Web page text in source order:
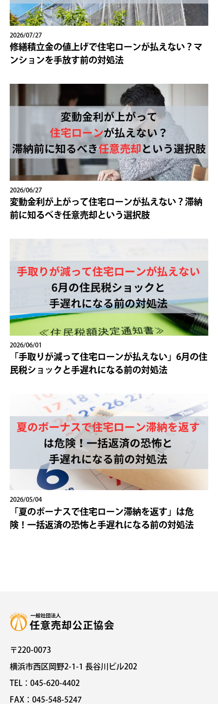
2026/07/27
修繕積立金の値上げで住宅ローンが払えない？マ
ンションを手放す前の対処法
2026/06/27
変動金利が上がって住宅ローンが払えない？滞納
前に知るべき任意売却という選択肢
2026/06/01
「手取りが減って住宅ローンが払えない」6月の住
民税ショックと手遅れになる前の対処法
2026/05/04
「夏のボーナスで住宅ローン滞納を返す」は危
険！一括返済の恐怖と手遅れになる前の対処法
〒220-0073
横浜市西区岡野2-1-1 長谷川ビル202
TEL：045-620-4402
FAX：045-548-5247